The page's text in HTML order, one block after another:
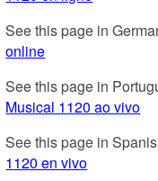
See this page in
online
See this page in
Musical 1120 ao vivo
See this page in
1120 en vivo